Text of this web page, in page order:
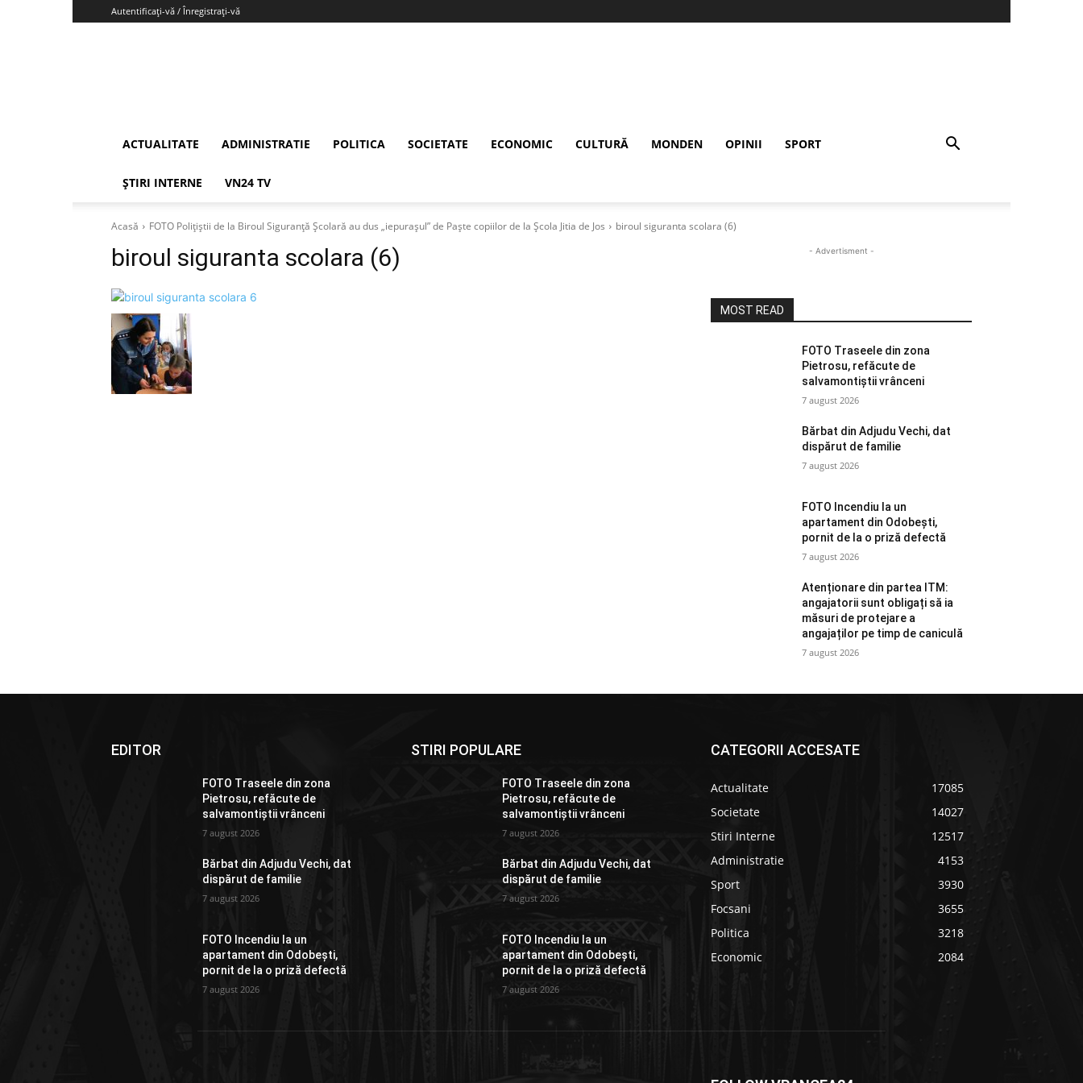
Autentificați-vă / Înregistrați-vă
ACTUALITATE ADMINISTRATIE POLITICA SOCIETATE ECONOMIC CULTURĂ MONDEN OPINII SPORT
ȘTIRI INTERNE VN24 TV
Acasă FOTO Polițiștii de la Biroul Siguranță Școlară au dus „iepurașul” de Paște copiilor de la Școla Jitia de Jos biroul siguranta scolara (6)
biroul siguranta scolara (6) - Advertisment -
MOST READ
FOTO Traseele din zona
Pietrosu, refăcute de
salvamontiștii vrânceni
7 august 2026
Bărbat din Adjudu Vechi, dat
dispărut de familie
7 august 2026
FOTO Incendiu la un
apartament din Odobești,
pornit de la o priză defectă
7 august 2026
Atenționare din partea ITM:
angajatorii sunt obligați să ia
măsuri de protejare a
angajaților pe timp de caniculă
7 august 2026
EDITOR
FOTO Traseele din zona
Pietrosu, refăcute de
salvamontiștii vrânceni
7 august 2026
Bărbat din Adjudu Vechi, dat
dispărut de familie
7 august 2026
FOTO Incendiu la un
apartament din Odobești,
pornit de la o priză defectă
7 august 2026
STIRI POPULARE
FOTO Traseele din zona
Pietrosu, refăcute de
salvamontiștii vrânceni
7 august 2026
Bărbat din Adjudu Vechi, dat
dispărut de familie
7 august 2026
FOTO Incendiu la un
apartament din Odobești,
pornit de la o priză defectă
7 august 2026
CATEGORII ACCESATE
Actualitate
17085
Societate
14027
Stiri Interne
12517
Administratie
4153
Sport
3930
Focsani
3655
Politica
3218
Economic
2084